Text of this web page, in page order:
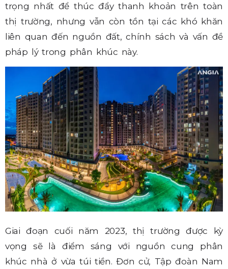
trọng nhất để thúc đẩy thanh khoản trên toàn
thị trường, nhưng vẫn còn tồn tại các khó khăn
liên quan đến nguồn đất, chính sách và vấn đề
pháp lý trong phân khúc này.
Giai đoạn cuối năm 2023, thị trường được kỳ
vọng sẽ là điểm sáng với nguồn cung phân
khúc nhà ở vừa túi tiền. Đơn cử, Tập đoàn Nam